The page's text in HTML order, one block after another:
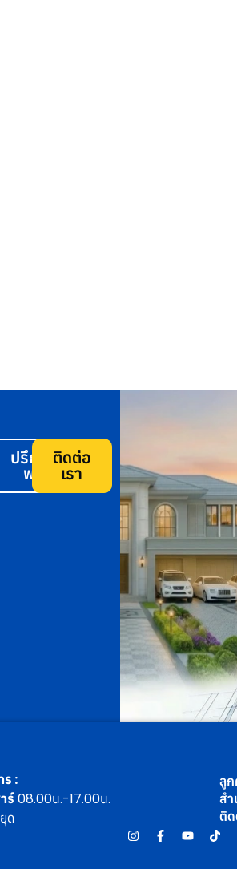
ปรึกษา
ฟรี
ติดต่อ
เรา
ร :
ร์08.00น.-17.00น.
ด
ลู
ส
ติ